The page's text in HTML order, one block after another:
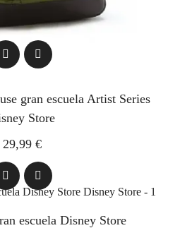
gran escuela Artist Series
Store
29,99 €
escuela Disney Store